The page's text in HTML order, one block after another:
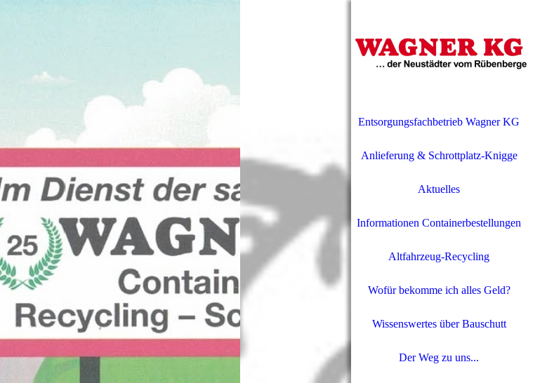
Entsorgungsfachbetrieb Wagner KG
Anlieferung & Schrottplatz-Knigge
Aktuelles
Informationen Containerbestellungen
Altfahrzeug-Recycling
Wofür bekomme ich alles Geld?
Wissenswertes über Bauschutt
Der Weg zu uns...